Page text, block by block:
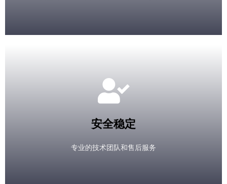
安全稳定
专业的技术团队和售后服务